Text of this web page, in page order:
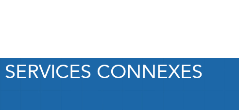
SERVICES CONNEXES